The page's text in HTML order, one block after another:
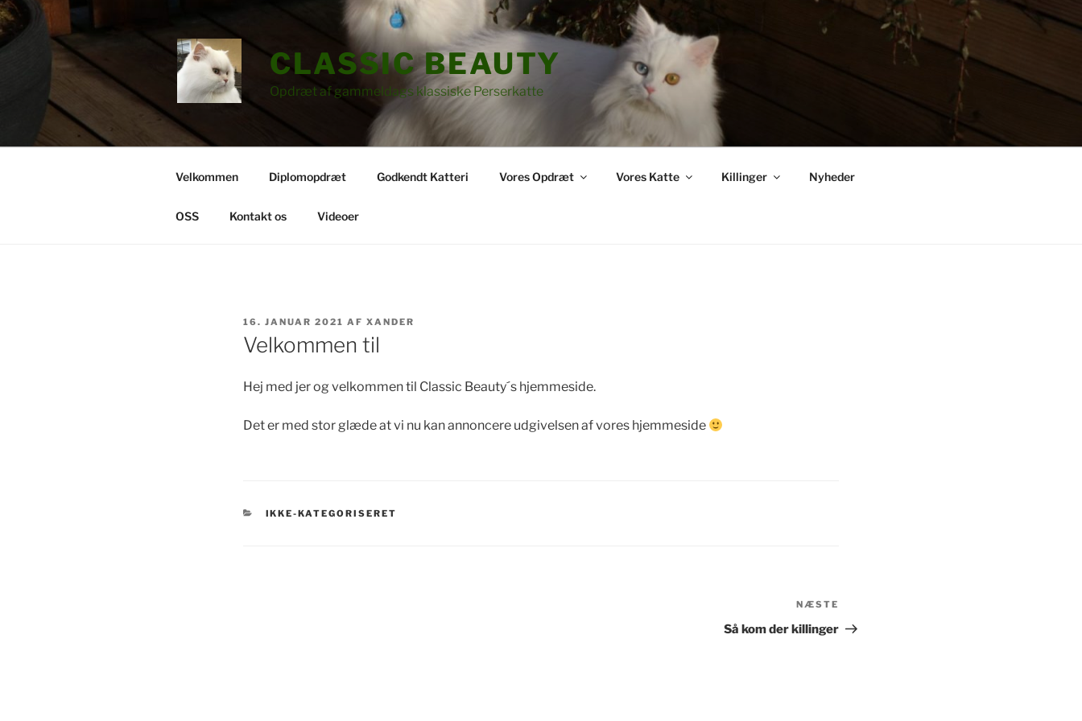
Videre
til
indhold
CLASSIC BEAUTY
Opdræt af gammeldags klassiske Perserkatte
Velkommen Diplomopdræt Godkendt Katteri Vores Opdræt Vores Katte Killinger Nyheder
OSS Kontakt os Videoer
UDGIVET
DEN
16. JANUAR 2021 AF XANDER
Velkommen til
Hej med jer og velkommen til Classic Beauty´s hjemmeside.
Det er med stor glæde at vi nu kan annoncere udgivelsen af vores hjemmeside
KATEGORIER
IKKE-KATEGORISERET
indlæg
NÆSTE
Så kom der killinger